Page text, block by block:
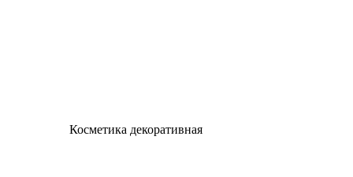
Косметика декоративная